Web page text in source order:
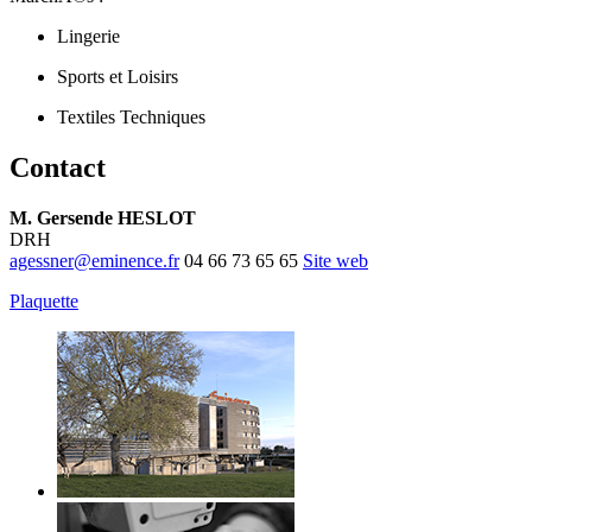
Lingerie
Sports et Loisirs
Textiles Techniques
Contact
M. Gersende HESLOT
DRH
agessner@eminence.fr 04 66 73 65 65 Site web
Plaquette